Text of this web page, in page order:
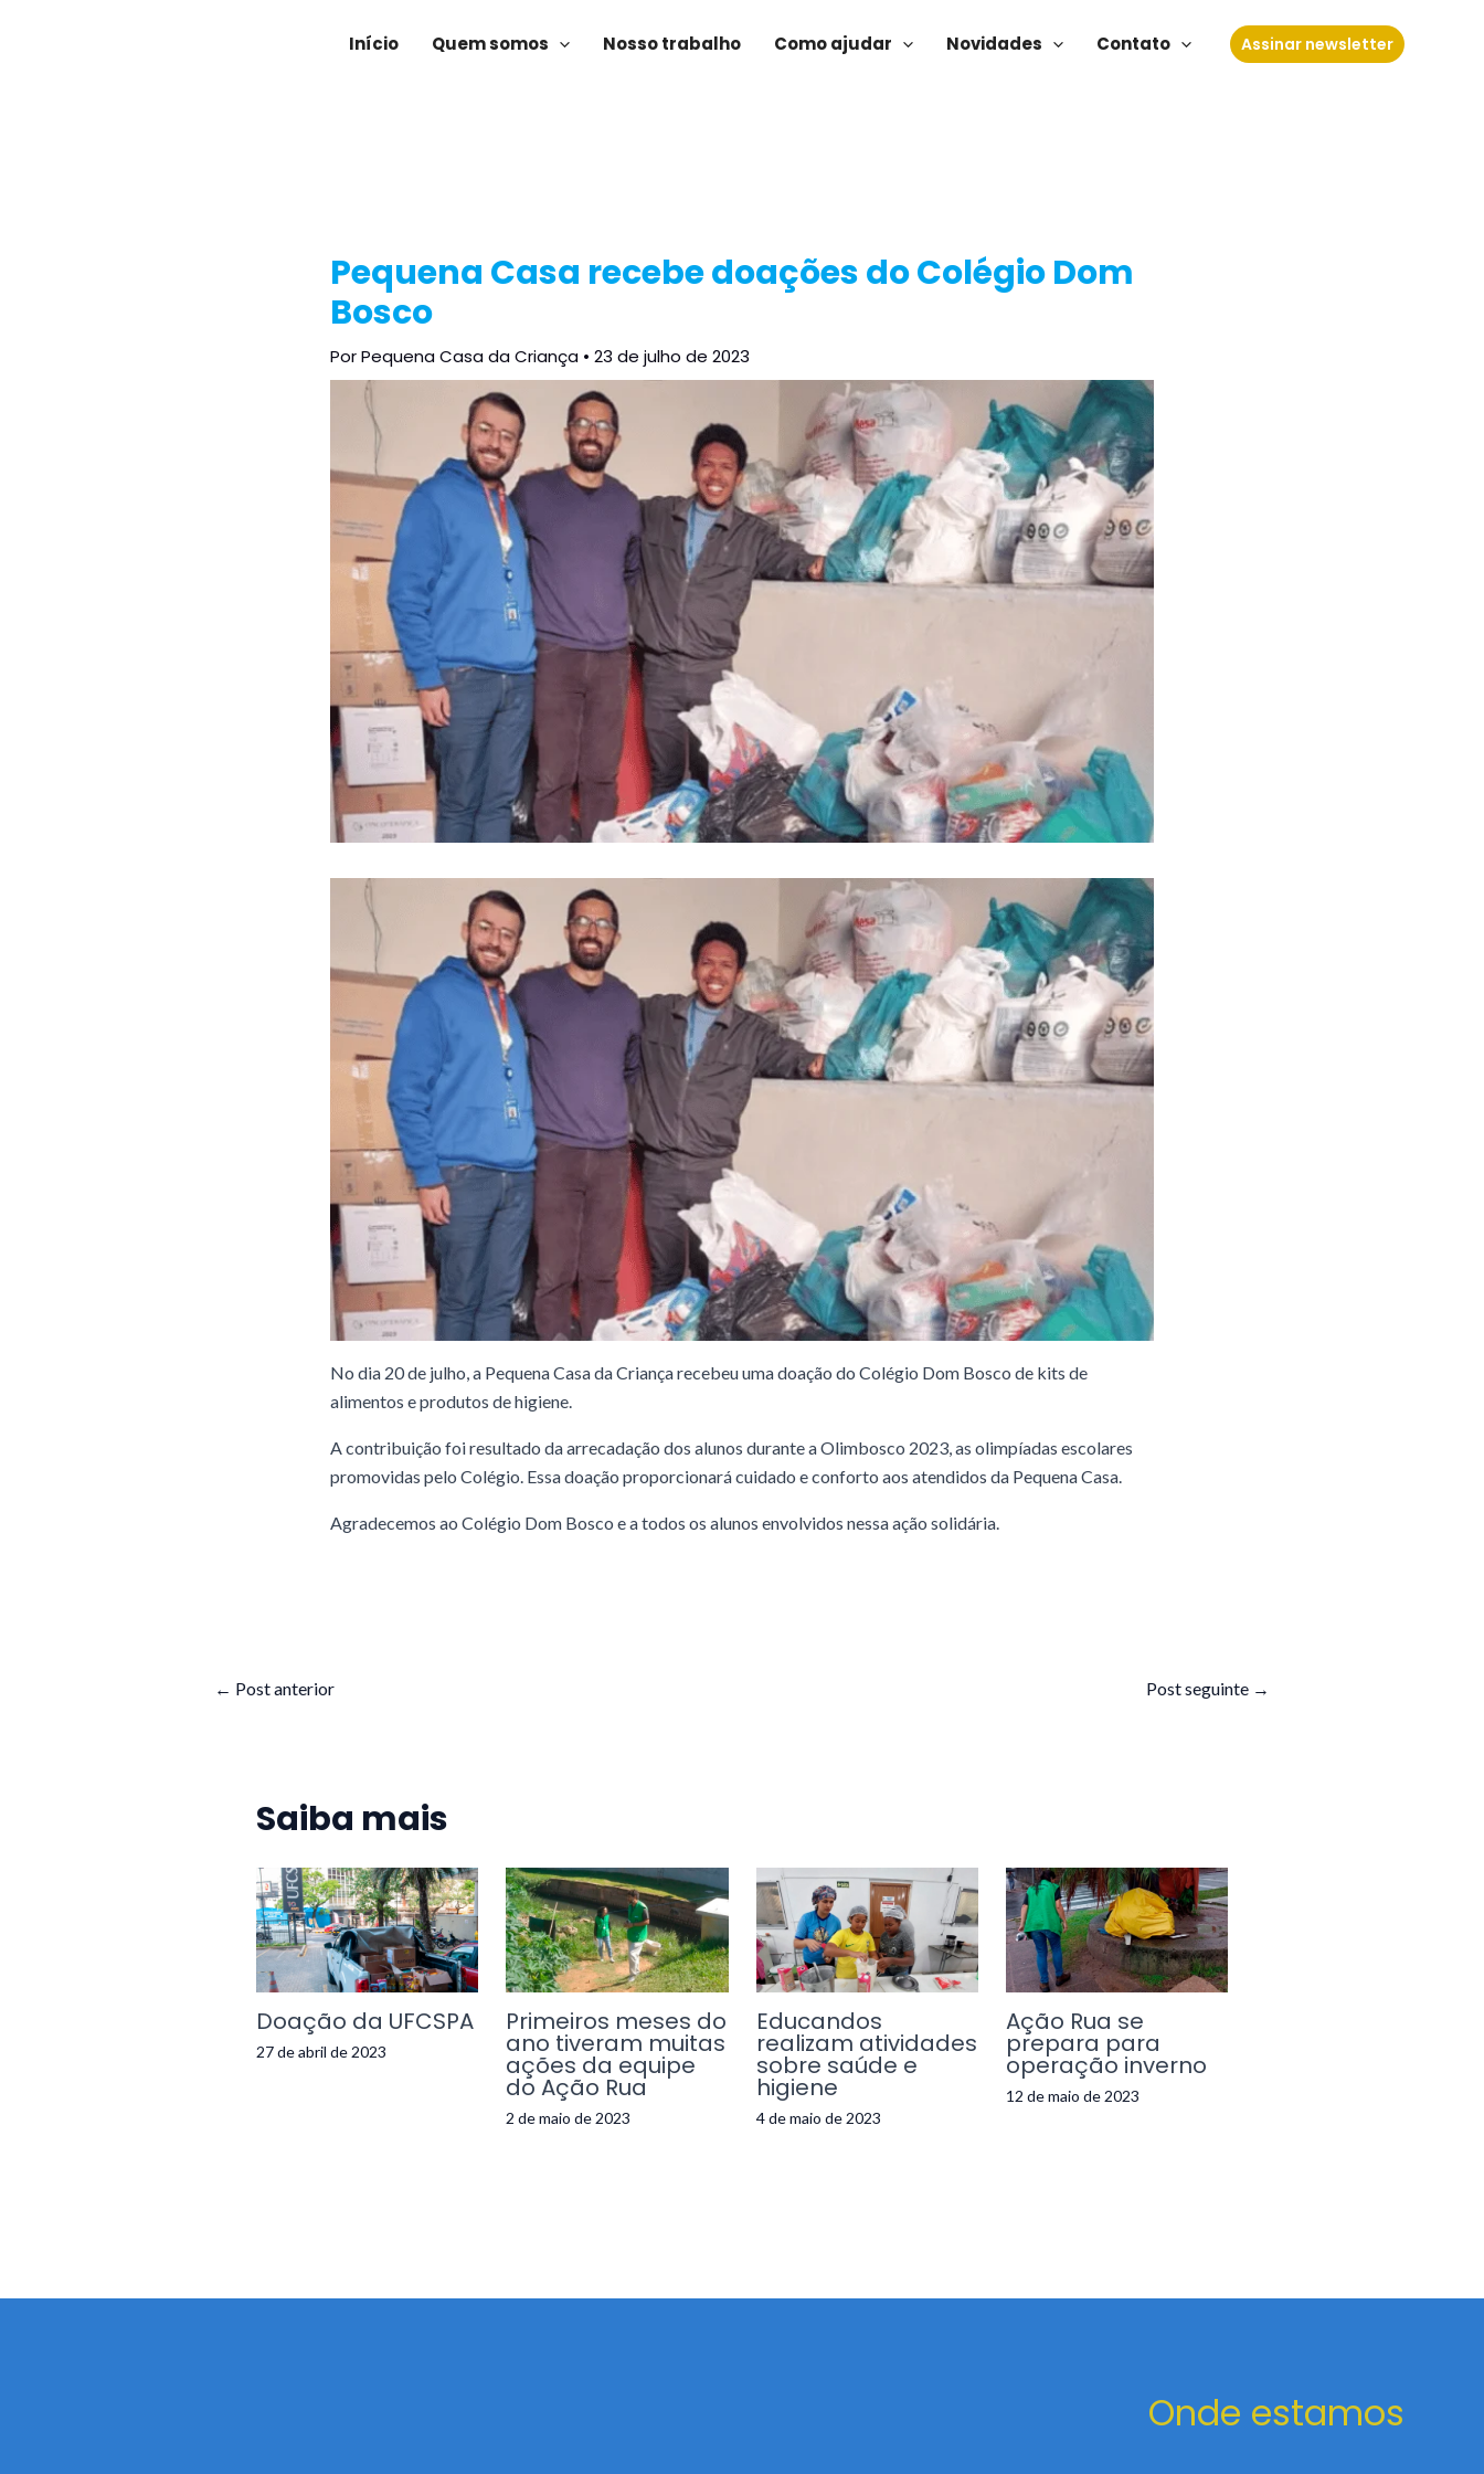
Início Quem somos Nosso trabalho Como ajudar Novidades Contato Assinar newsletter
Pequena Casa recebe doações do Colégio Dom
Bosco
PorPequena Casa da Criança • 23 de julho de 2023
No dia 20 de julho, a Pequena Casa da Criança recebeu uma doação do Colégio Dom Bosco de kits de
alimentos e produtos de higiene.
A contribuição foi resultado da arrecadação dos alunos durante a Olimbosco 2023, as olimpíadas escolares
promovidas pelo Colégio. Essa doação proporcionará cuidado e conforto aos atendidos da Pequena Casa.
Agradecemos ao Colégio Dom Bosco e a todos os alunos envolvidos nessa ação solidária.
← Post anterior Post seguinte →
Saiba mais
Doação da UFCSPA
27 de abril de 2023
Primeiros meses do
ano tiveram muitas
ações da equipe
do Ação Rua
2 de maio de 2023
Educandos
realizam atividades
sobre saúde e
higiene
4 de maio de 2023
Ação Rua se
prepara para
operação inverno
12 de maio de 2023
Onde estamos